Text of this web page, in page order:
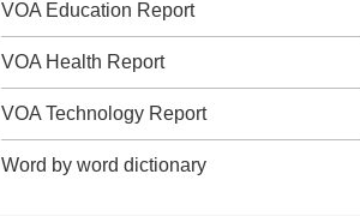
VOA Education Report
VOA Health Report
VOA Technology Report
Word by word dictionary